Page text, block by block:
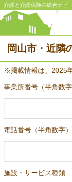
介護と介護保険の総合ナ
岡山市・近隣
※掲載情報は、2025
事業所番号（半角数字
電話番号（半角数字）
施設・サービス種類